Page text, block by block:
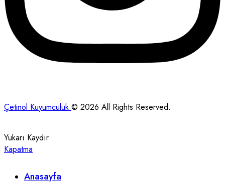
Çetinol Kuyumculuk © 2026 All Rights Reserved.
Yukarı Kaydır
Kapatma
Anasayfa